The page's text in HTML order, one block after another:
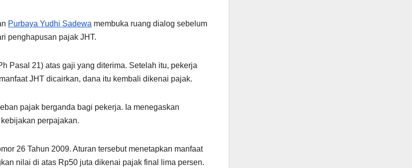
Purbaya Yudhi Sadewa membuka ruang dialog sebelum
penghapusan pajak JHT.
Pasal 21) atas gaji yang diterima. Setelah itu, pekerja
JHT dicairkan, dana itu kembali dikenai pajak.
pajak berganda bagi pekerja. Ia menegaskan
perpajakan.
26 Tahun 2009. Aturan tersebut menetapkan manfaat
nilai di atas Rp50 juta dikenai pajak final lima persen.